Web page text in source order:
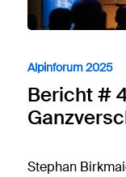
Alpinforum 2025
Bericht #
Stephan